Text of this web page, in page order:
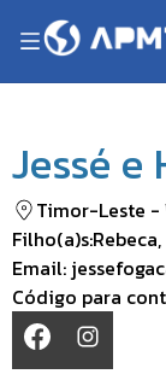
Jessé e
Timor-Leste -
Filho(a)s:Rebeca,
Email:
Código para